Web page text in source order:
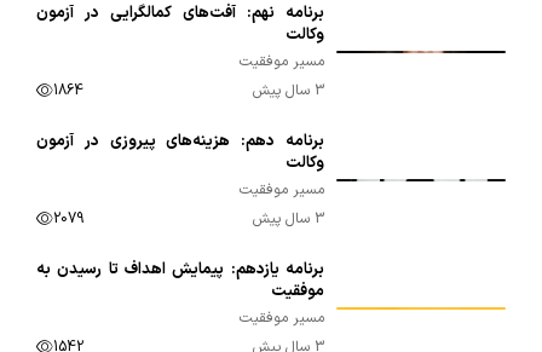
برنامه نهم: آفت‌های کمالگرایی در آزمون
وکالت
مسیر موفقیت
3 سال پیش
1864
برنامه دهم: هزینه‌های پیروزی در آزمون
وکالت
مسیر موفقیت
3 سال پیش
2079
برنامه یازدهم: پیمایش اهداف تا رسیدن به
موفقیت
مسیر موفقیت
3 سال پیش
1542